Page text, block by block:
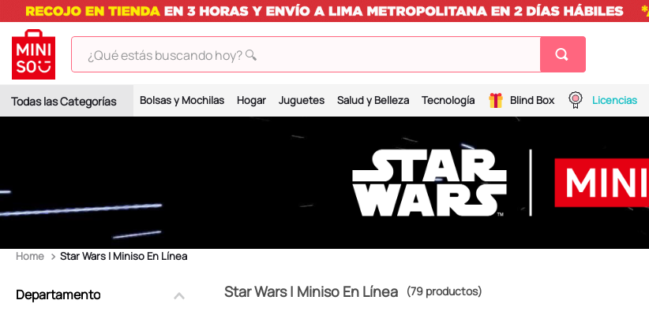
¿Qué estás buscando hoy? 🔍
Bolsas y Mochilas Hogar Juguetes Salud y Belleza Tecnología Blind Box Licencias
Star Wars | Miniso En Línea
Departamento Star Wars | Miniso En Línea 79 productos
1.
peluches
6.
tomatodo